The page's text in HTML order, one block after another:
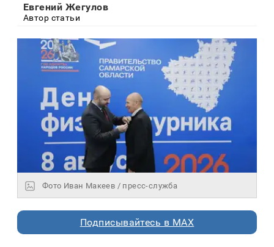
Евгений Жегулов
Автор статьи
Фото Иван Макеев / пресс-служба
Подписывайтесь в MAX